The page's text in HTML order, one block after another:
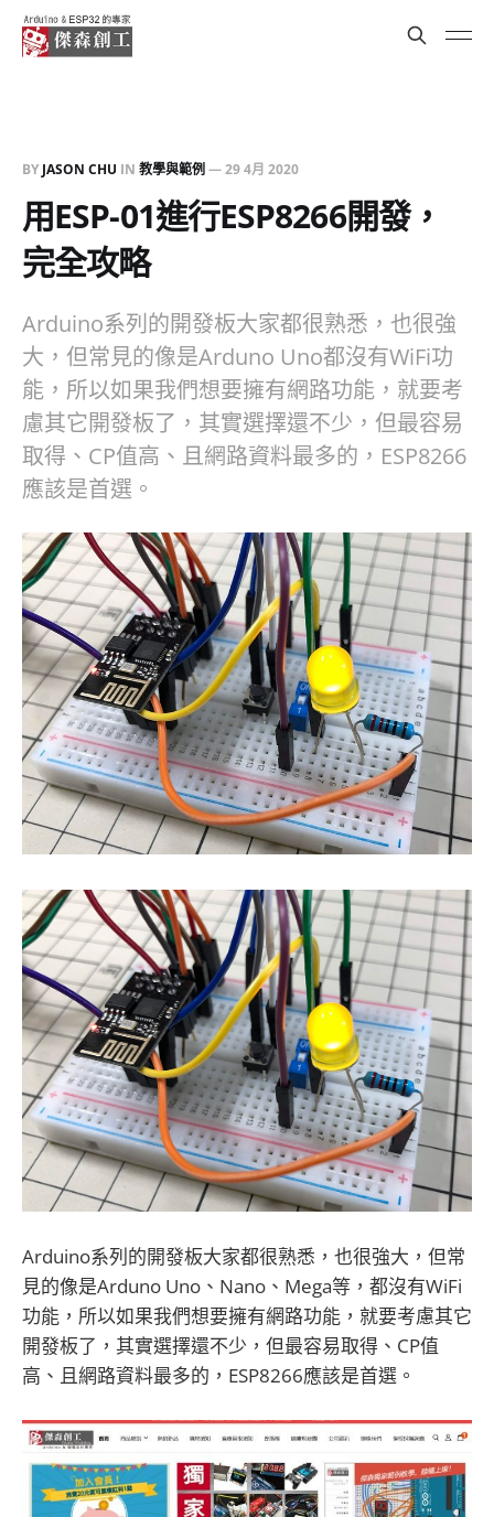
BY JASON CHU IN 教學與範例 —29 4月 2020
用ESP-01進行ESP8266開發，
完全攻略
Arduino系列的開發板大家都很熟悉，也很強
大，但常見的像是Arduno Uno都沒有WiFi功
能，所以如果我們想要擁有網路功能，就要考
慮其它開發板了，其實選擇還不少，但最容易
取得、CP值高、且網路資料最多的，ESP8266
應該是首選。
Arduino系列的開發板大家都很熟悉，也很強大，但常
見的像是Arduno Uno、Nano、Mega等，都沒有WiFi
功能，所以如果我們想要擁有網路功能，就要考慮其它
開發板了，其實選擇還不少，但最容易取得、CP值
高、且網路資料最多的，ESP8266應該是首選。